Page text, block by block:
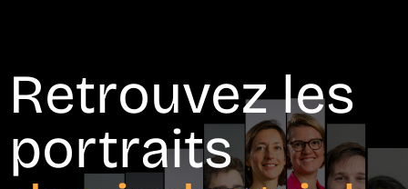
Retrouvez les
portraits